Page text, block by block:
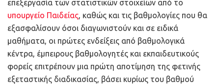
επεξεργασία των στατιστικών στοιχείων από το
υπουργείο Παιδείας, καθώς και τις βαθμολογίες που θα
εξασφαλίσουν όσοι διαγωνιστούν και σε ειδικά
μαθήματα, οι πρώτες ενδείξεις από βαθμολογικά
κέντρα, έμπειρους βαθμολογητές και εκπαιδευτικούς
φορείς επιτρέπουν μια πρώτη αποτίμηση της φετινής
εξεταστικής διαδικασίας, βάσει κυρίως του βαθμού